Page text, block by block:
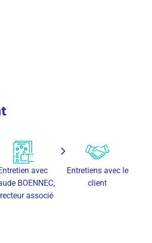
avec
BOENNEC,
associé
Entretiens avec le
client